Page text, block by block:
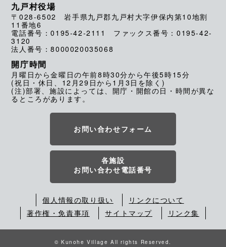
九戸村役場
〒028-6502 岩手県九戸郡九戸村大字伊保内第10地割
11番地6
電話番号：0195-42-2111 ファックス番号：0195-42-
3120
法人番号：8000020035068
開庁時間
月曜日から金曜日の午前8時30分から午後5時15分
(祝日・休日、12月29日から1月3日を除く)
(注)部署、施設によっては、開庁・開館の日・時間が異な
るところがあります。
お問い合わせフォーム
各施設
お問い合わせ電話番号
個人情報の取り扱い
リンクについて
著作権・免責事項
サイトマップ リンク集
© Kunohe Village All rights Reserved.